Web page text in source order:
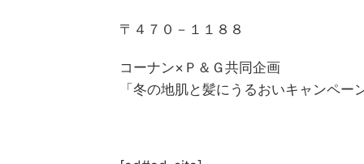
〒４７０－１１８８
コーナン×Ｐ＆Ｇ共同企画
「冬の地肌と髪にうるおいキャンペー